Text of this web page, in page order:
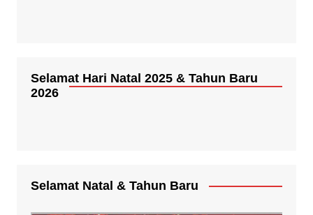
Selamat Hari Natal 2025 & Tahun Baru
2026
Selamat Natal & Tahun Baru